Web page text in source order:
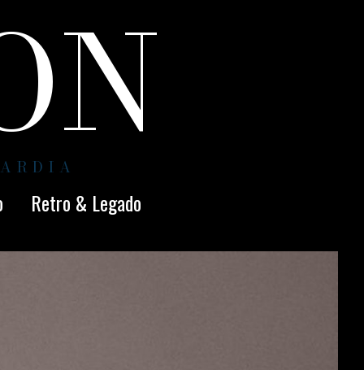
Retro & Legado